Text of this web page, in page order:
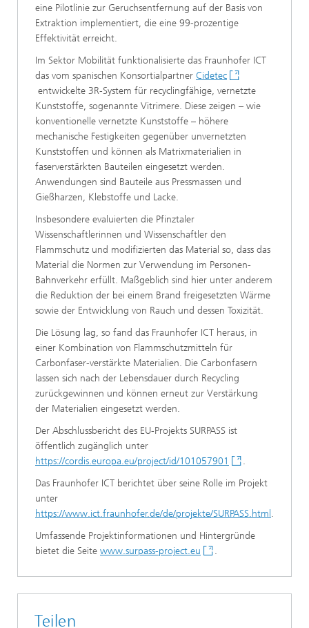
eine Pilotlinie zur Geruchsentfernung auf der Basis von
Extraktion implementiert, die eine 99-prozentige
Effektivität erreicht.
Im Sektor Mobilität funktionalisierte das Fraunhofer ICT
das vom spanischen Konsortialpartner Cidetec
entwickelte 3R-System für recyclingfähige, vernetzte
Kunststoffe, sogenannte Vitrimere. Diese zeigen – wie
konventionelle vernetzte Kunststoffe – höhere
mechanische Festigkeiten gegenüber unvernetzten
Kunststoffen und können als Matrixmaterialien in
faserverstärkten Bauteilen eingesetzt werden.
Anwendungen sind Bauteile aus Pressmassen und
Gießharzen, Klebstoffe und Lacke.
Insbesondere evaluierten die Pfinztaler
Wissenschaftlerinnen und Wissenschaftler den
Flammschutz und modifizierten das Material so, dass das
Material die Normen zur Verwendung im Personen-
Bahnverkehr erfüllt. Maßgeblich sind hier unter anderem
die Reduktion der bei einem Brand freigesetzten Wärme
sowie der Entwicklung von Rauch und dessen Toxizität.
Die Lösung lag, so fand das Fraunhofer ICT heraus, in
einer Kombination von Flammschutzmitteln für
Carbonfaser-verstärkte Materialien. Die Carbonfasern
lassen sich nach der Lebensdauer durch Recycling
zurückgewinnen und können erneut zur Verstärkung
der Materialien eingesetzt werden.
Der Abschlussbericht des EU-Projekts SURPASS ist
öffentlich zugänglich unter
https://cordis.europa.eu/project/id/101057901
.
Das Fraunhofer ICT berichtet über seine Rolle im Projekt
unter
https://www.ict.fraunhofer.de/de/projekte/SURPASS.html .
Umfassende Projektinformationen und Hintergründe
bietet die Seite www.surpass-project.eu .
Teilen